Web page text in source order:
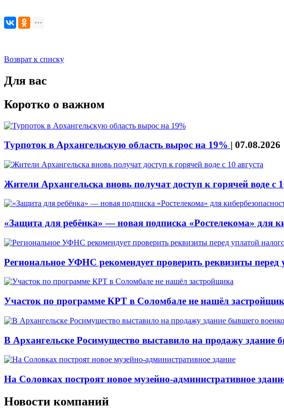
Возврат к списку
Для вас
Коротко о важном
Турпоток в Архангельскую область вырос на 19% | 07.08.2026
Жители Архангельска вновь получат доступ к горячей воде с
«Защита для ребёнка» — новая подписка «Ростелекома» для
Региональное УФНС рекомендует проверить реквизиты перед
Участок по программе КРТ в Соломбале не нашёл
В Архангельске Росимущество выставило на продажу здание
На Соловках построят новое музейно-административное
Новости компаний